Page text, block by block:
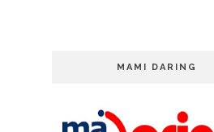
MAMI DARING